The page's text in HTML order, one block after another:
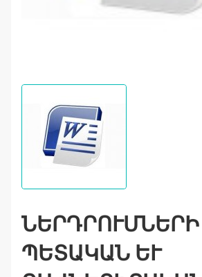
ՆԵՐԴՐՈՒՄՆԵՐԻ
ՊԵՏԱԿԱՆ ԵՒ Բ